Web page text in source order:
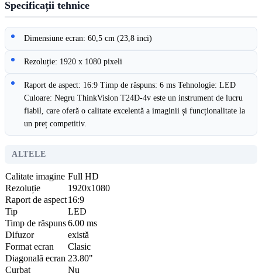
Specificații tehnice
Dimensiune ecran: 60,5 cm (23,8 inci)
Rezoluție: 1920 x 1080 pixeli
Raport de aspect: 16:9 Timp de răspuns: 6 ms Tehnologie: LED
Culoare: Negru ThinkVision T24D-4v este un instrument de lucru
fiabil, care oferă o calitate excelentă a imaginii și funcționalitate la
un preț competitiv.
ALTELE
Calitate imagine Full HD
Rezoluție
1920x1080
Raport de aspect16:9
Tip
LED
Timp de răspuns6.00 ms
Difuzor
există
Format ecran
Clasic
Diagonală ecran 23.80"
Curbat
Nu